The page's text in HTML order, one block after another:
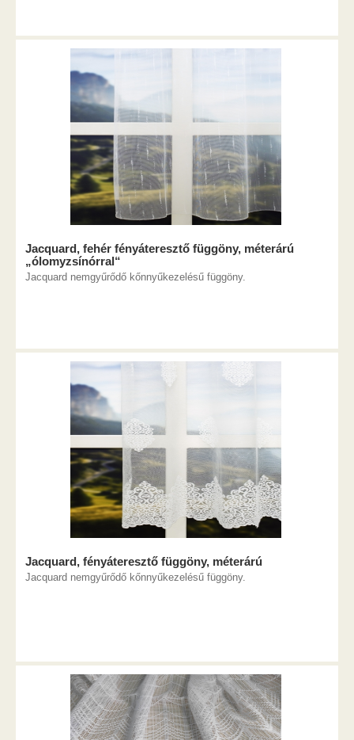
Jacquard, fehér fényáteresztő függöny, méterárú
„ólomyzsínórral“
Jacquard nemgyűrődő kőnnyűkezelésű függöny.
Jacquard, fényáteresztő függöny, méterárú
Jacquard nemgyűrődő kőnnyűkezelésű függöny.